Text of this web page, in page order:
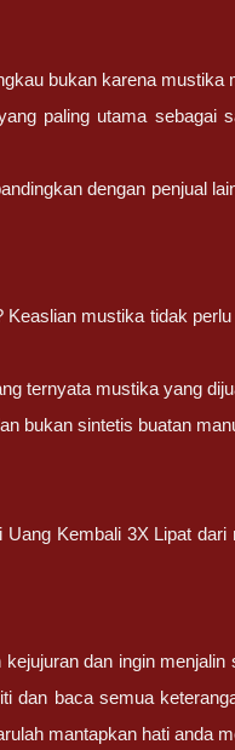
bukan karena mustika
paling utama sebagai
dengan penjual
mustika tidak
ternyata mustika yang
bukan sintetis buatan
Kembali 3X Lipat
dan ingin
dan baca semua
mantapkan hati anda